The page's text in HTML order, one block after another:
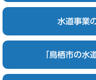
水道事業
「鳥栖市の水